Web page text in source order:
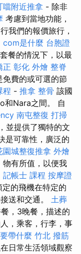
噹附近推拿 - 除非
考慮到當地功能，
我們的報價旅行，
com是什麼 台胞證
餐的情況下，以最
正 彰化 外燴 整脊
費的或可選的節
程 - 推拿 整骨 該國
和Nara之間。 自
南屯整復 打掃
並提供了獨特的文
是可靠性，廣泛的
園城整復推拿 外燴
有所值，以便我
記帳士 課程 按摩證
定的飛機在特定的
送和交通。 土葬
，3晚餐，描述的
，乘客，行李，事
帶什麼 竹北 撥筋
日常生活領域觀察